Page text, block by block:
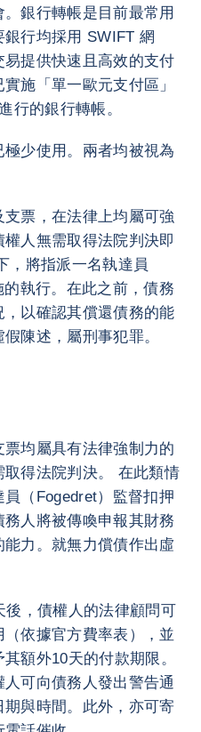
銀行轉帳是目前最常用
行均採用 SWIFT 網
提供快速且高效的支付
施「單一歐元支付區」
行的銀行轉帳。
少使用。兩者均被視為
票，在法律上均屬可強
人無需取得法院判決即
，將指派一名執達員
的執行。在此之前，債務
以確認其償還債務的能
陳述，屬刑事犯罪。
均屬具有法律強制力的
得法院判決。 在此類情
（Fogedret）監督扣押
人將被傳喚申報其財務
力。就無力償債作出虛
後，債權人的法律顧問可
依據官方費率表），並
額外10天的付款期限。
可向債務人發出警告通
與時間。此外，亦可寄